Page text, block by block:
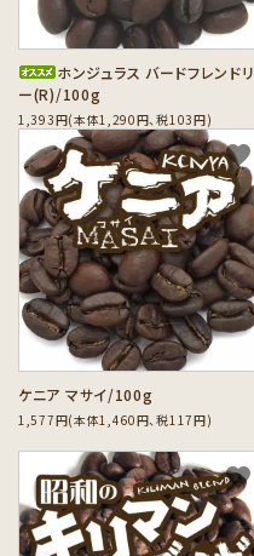
ホンジュラス バードフレンドリ
ー(R)/100g
1,393円(本体1,290円、税103円)
ケニア マサイ/100g
1,577円(本体1,460円、税117円)
favorite
favorite